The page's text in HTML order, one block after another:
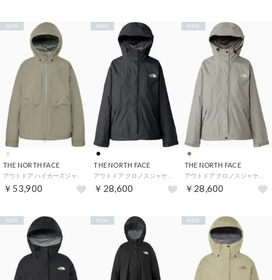
THE NORTH FACE
￥53,900
NEW
THE NORTH FACE
￥28,600
NEW
THE NORTH FACE
￥28,600
NEW
NEW NEW NEW